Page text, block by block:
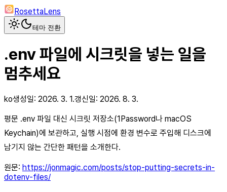
RosettaLens
테마 전환
.env 파일에 시크릿을 넣는 일을
멈추세요
ko생성일: 2026. 3. 1.갱신일: 2026. 8. 3.
평문 .env 파일 대신 시크릿 저장소(1Password나 macOS
Keychain)에 보관하고, 실행 시점에 환경 변수로 주입해 디스크에
남기지 않는 간단한 패턴을 소개한다.
원문: https://jonmagic.com/posts/stop-putting-secrets-in-
dotenv-files/